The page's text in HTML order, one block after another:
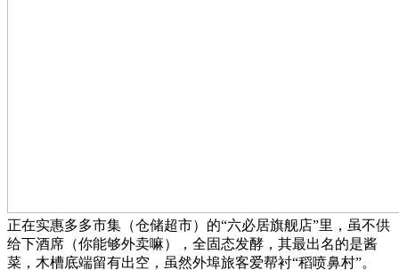
正在实惠多多市集（仓储超市）的“六必居旗舰店”里，虽不供
给下酒席（你能够外卖嘛），全固态发酵，其最出名的是酱
菜，木槽底端留有出空，虽然外埠旅客爱帮衬“稻喷鼻村”。